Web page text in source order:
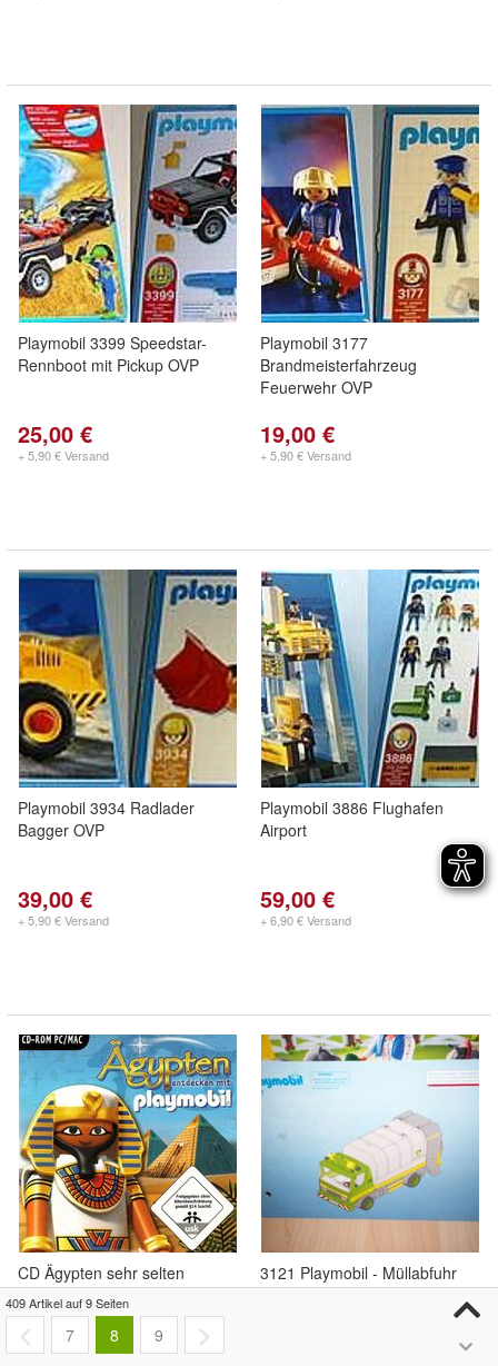
Playmobil 3399 Speedstar-
Rennboot mit Pickup OVP
25,00 €
+ 5,90 € Versand
Playmobil 3177
Brandmeisterfahrzeug
Feuerwehr OVP
19,00 €
+ 5,90 € Versand
Playmobil 3934 Radlader
Bagger OVP
39,00 €
+ 5,90 € Versand
Playmobil 3886 Flughafen
Airport
59,00 €
+ 6,90 € Versand
CD Ägypten sehr selten
3121 Playmobil - Müllabfuhr
Anleitung / Bauplan
409 Artikel auf 9 Seiten
7 8 9